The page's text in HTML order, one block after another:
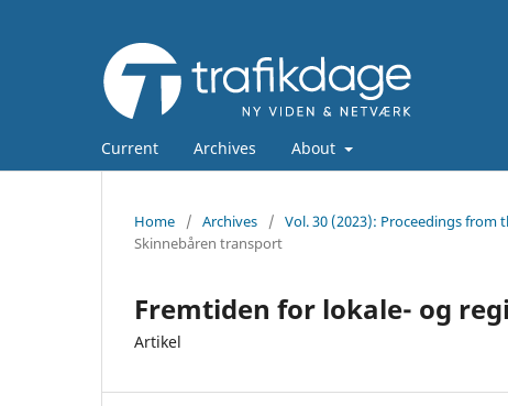
Current Archives About
Home / Archives / Vol. 30 (2023): Proceedings
Skinnebåren transport
Fremtiden for lokale- og
Artikel